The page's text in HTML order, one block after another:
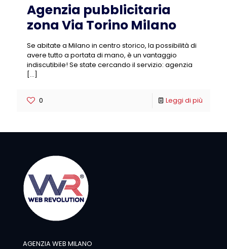
Agenzia pubblicitaria
zona Via Torino Milano
Se abitate a Milano in centro storico, la possibilità di
avere tutto a portata di mano, è un vantaggio
indiscutibile! Se state cercando il servizio: agenzia
[…]
0 Leggi di più
AGENZIA WEB MILANO